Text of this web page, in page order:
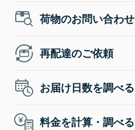
荷物のお問い合わせ
再配達のご依頼
お届け日数を調べる
料金を計算・調べる